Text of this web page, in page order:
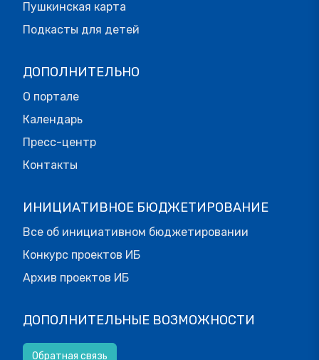
Пушкинская карта
Подкасты для детей
ДОПОЛНИТЕЛЬНО
О портале
Календарь
Пресс-центр
Контакты
ИНИЦИАТИВНОЕ БЮДЖЕТИРОВАНИЕ
Все об инициативном бюджетировании
Конкурс проектов ИБ
Архив проектов ИБ
ДОПОЛНИТЕЛЬНЫЕ ВОЗМОЖНОСТИ
Обратная связь